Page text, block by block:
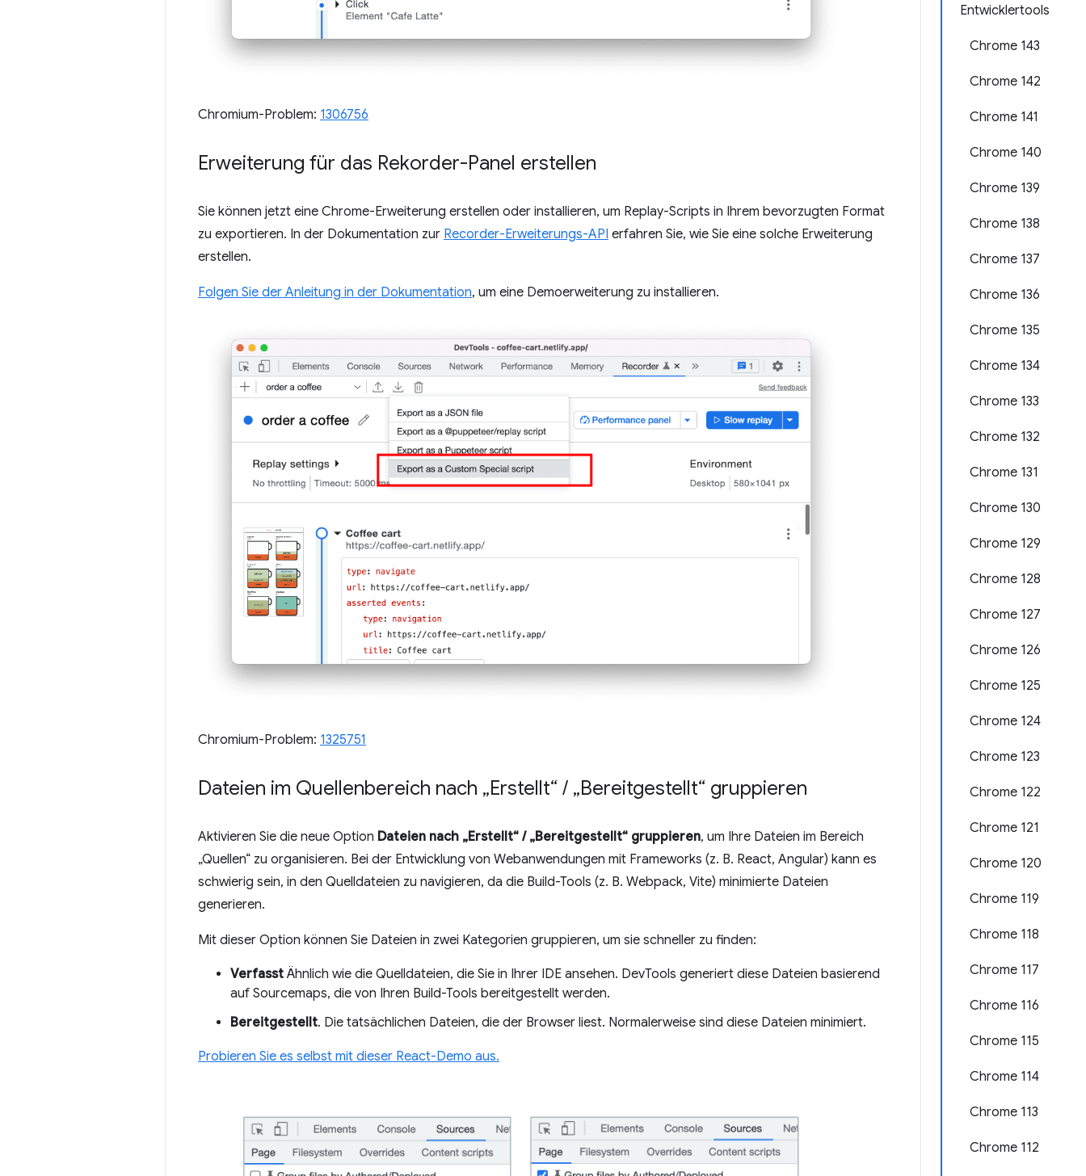
Entwicklertools
Chrome 143
Chrome 142
Chrome 141
Chrome 140
Chrome 139
Chrome 138
Chrome 137
Chrome 136
Chrome 135
Chrome 134
Chrome 133
Chrome 132
Chrome 131
Chrome 130
Chrome 129
Chrome 128
Chrome 127
Chrome 126
Chrome 125
Chrome 124
Chrome 123
Chrome 122
Chrome 121
Chrome 120
Chrome 119
Chrome 118
Chrome 117
Chrome 116
Chrome 115
Chrome 114
Chrome 113
Chrome 112
Chromium-Problem: 1306756
Erweiterung für das Rekorder-Panel erstellen
Sie können jetzt eine Chrome-Erweiterung erstellen oder installieren, um Replay-Scripts in Ihrem bevorzugten Format
zu exportieren. In der Dokumentation zur Recorder-Erweiterungs-API erfahren Sie, wie Sie eine solche Erweiterung
erstellen.
Folgen Sie der Anleitung in der Dokumentation, um eine Demoerweiterung zu installieren.
Chromium-Problem: 1325751
Dateien im Quellenbereich nach „Erstellt“ / „Bereitgestellt“ gruppieren
Aktivieren Sie die neue Option Dateien nach „Erstellt“ / „Bereitgestellt“ gruppieren, um Ihre Dateien im Bereich
„Quellen“ zu organisieren. Bei der Entwicklung von Webanwendungen mit Frameworks (z. B. React, Angular) kann es
schwierig sein, in den Quelldateien zu navigieren, da die Build-Tools (z. B. Webpack, Vite) minimierte Dateien
generieren.
Mit dieser Option können Sie Dateien in zwei Kategorien gruppieren, um sie schneller zu finden:
Verfasst Ähnlich wie die Quelldateien, die Sie in Ihrer IDE ansehen. DevTools generiert diese Dateien basierend
auf Sourcemaps, die von Ihren Build-Tools bereitgestellt werden.
Bereitgestellt. Die tatsächlichen Dateien, die der Browser liest. Normalerweise sind diese Dateien minimiert.
Probieren Sie es selbst mit dieser React-Demo aus.